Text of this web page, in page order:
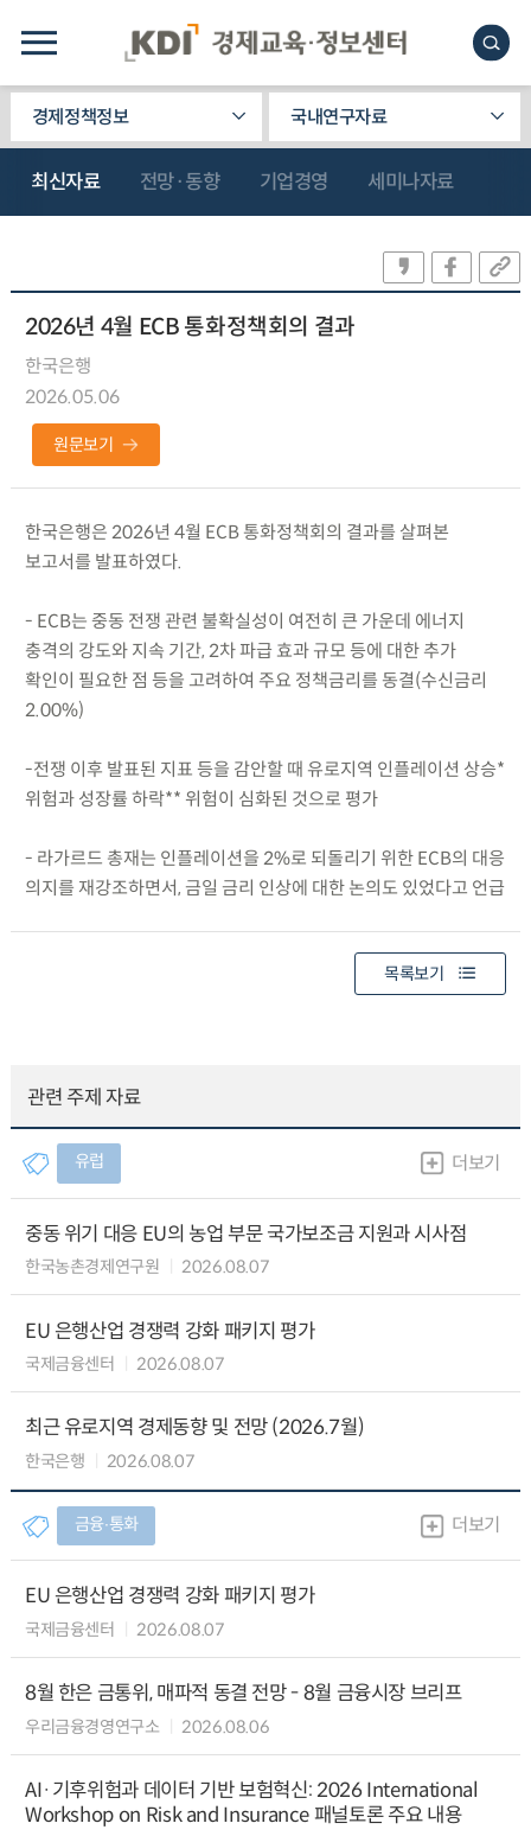
경제정책정보 국내연구자료
최신자료 전망·동향 기업경영 세미나자료
2026년 4월 ECB 통화정책회의 결과
한국은행
2026.05.06
원문보기
한국은행은 2026년 4월 ECB 통화정책회의 결과를 살펴본
보고서를 발표하였다.
- ECB는 중동 전쟁 관련 불확실성이 여전히 큰 가운데 에너지
충격의 강도와 지속 기간, 2차 파급 효과 규모 등에 대한 추가
확인이 필요한 점 등을 고려하여 주요 정책금리를 동결(수신금리
2.00%)
-전쟁 이후 발표된 지표 등을 감안할 때 유로지역 인플레이션 상승*
위험과 성장률 하락** 위험이 심화된 것으로 평가
- 라가르드 총재는 인플레이션을 2%로 되돌리기 위한 ECB의 대응
의지를 재강조하면서, 금일 금리 인상에 대한 논의도 있었다고 언급
목록보기
관련 주제 자료
유럽 더보기
중동 위기 대응 EU의 농업 부문 국가보조금 지원과 시사점
한국농촌경제연구원 2026.08.07
EU 은행산업 경쟁력 강화 패키지 평가
국제금융센터 2026.08.07
최근 유로지역 경제동향 및 전망 (2026.7월)
한국은행 2026.08.07
금융∙통화 더보기
EU 은행산업 경쟁력 강화 패키지 평가
국제금융센터 2026.08.07
8월 한은 금통위, 매파적 동결 전망 - 8월 금융시장 브리프
우리금융경영연구소 2026.08.06
AI·기후위험과 데이터 기반 보험혁신: 2026 International
Workshop on Risk and Insurance 패널토론 주요 내용